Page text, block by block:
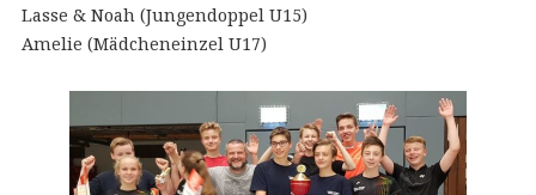
Lasse & Noah (Jungendoppel U15)
Amelie (Mädcheneinzel U17)